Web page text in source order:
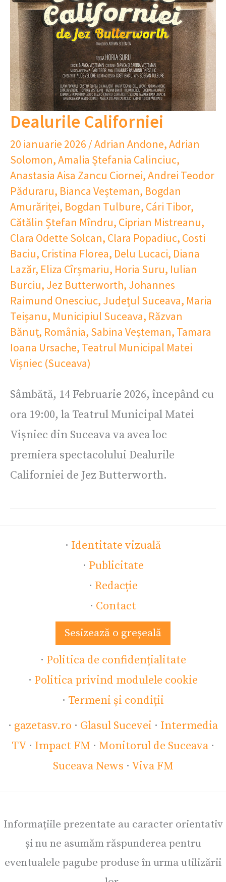
Dealurile Californiei
20 ianuarie 2026 /Adrian Andone,Adrian
Solomon,Amalia Ștefania Calinciuc,
Anastasia Aisa Zancu Ciornei,Andrei Teodor
Păduraru, Bianca Veșteman, Bogdan
Amurăriței, Bogdan Tulbure, Cári Tibor,
Cătălin Ștefan Mîndru, Ciprian Mistreanu,
Clara Odette Solcan, Clara Popadiuc, Costi
Baciu, Cristina Florea, Delu Lucaci, Diana
Lazăr, Eliza Cîrșmariu, Horia Suru, Iulian
Burciu, Jez Butterworth, Johannes
Raimund Onesciuc, Județul Suceava, Maria
Teișanu, Municipiul Suceava, Răzvan
Bănuț, România, Sabina Veșteman, Tamara
Ioana Ursache, Teatrul Municipal Matei
Vișniec (Suceava)
Sâmbătă, 14 Februarie 2026, începând cu
ora 19:00, la Teatrul Municipal Matei
Vișniec din Suceava va avea loc
premiera spectacolului Dealurile
Californiei de Jez Butterworth.
· Identitate vizuală
· Publicitate
· Redacție
· Contact
Sesizează o greșeală
· Politica de confidențialitate
· Politica privind modulele cookie
· Termeni și condiții
· gazetasv.ro · Glasul Sucevei · Intermedia
TV · Impact FM · Monitorul de Suceava ·
Suceava News · Viva FM
Informațiile prezentate au caracter orientativ
și nu ne asumăm răspunderea pentru
eventualele pagube produse în urma utilizării